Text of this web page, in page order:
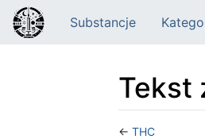
Substancje
Tekst
← THC